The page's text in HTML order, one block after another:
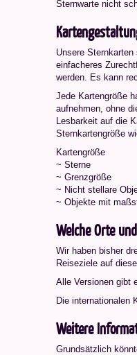
Sternwarte nicht
Unsere
einfacheres
werden. Es kann
Jede Kartengröße
aufnehmen, ohne
Lesbarkeit auf die
Sternkartengröße
Kartengröße
~ Sterne
~ Grenzgröße
~ Nicht stellare
~ Objekte mit
Welche Orte
Wir haben bisher
Reiseziele auf
Alle Versionen gibt
Die internationalen
Weitere
Grundsätzlich